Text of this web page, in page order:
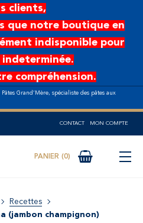
clients,
que notre boutique en
indisponible pour
indeterminée.
compréhension.
Grand’Mère, spécialiste des pâtes aux
CONTACT MON COMPTE
0
Recettes
(jambon champignon)